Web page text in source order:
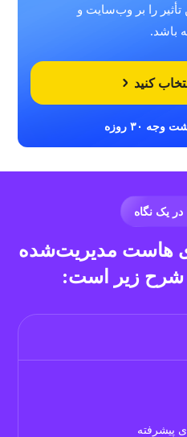
را بر وب‌سایت و
باشد.
کنید
۳۰ روزه
یک نگاه
هاست مدیریت‌شده
شرح زیر است:
پیشرفته